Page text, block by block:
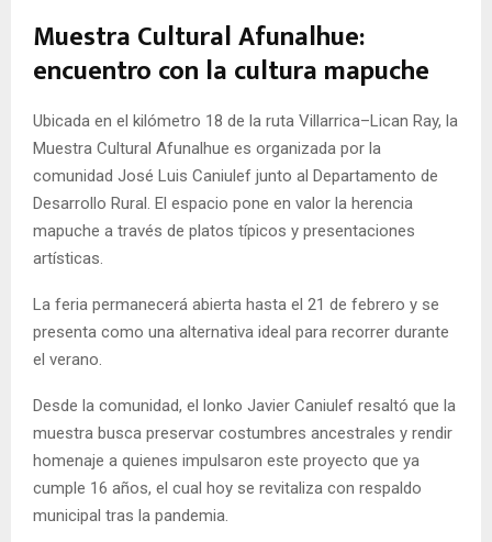
Muestra Cultural Afunalhue:
encuentro con la cultura mapuche
Ubicada en el kilómetro 18 de la ruta Villarrica–Lican Ray, la
Muestra Cultural Afunalhue es organizada por la
comunidad José Luis Caniulef junto al Departamento de
Desarrollo Rural. El espacio pone en valor la herencia
mapuche a través de platos típicos y presentaciones
artísticas.
La feria permanecerá abierta hasta el 21 de febrero y se
presenta como una alternativa ideal para recorrer durante
el verano.
Desde la comunidad, el lonko Javier Caniulef resaltó que la
muestra busca preservar costumbres ancestrales y rendir
homenaje a quienes impulsaron este proyecto que ya
cumple 16 años, el cual hoy se revitaliza con respaldo
municipal tras la pandemia.